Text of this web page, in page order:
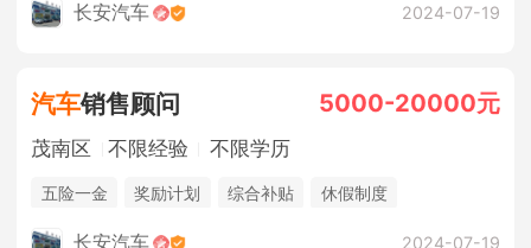
长安汽车 2024-07-19
汽车销售顾问 5000-20000元
茂南区 不限经验 不限学历
五险一金 奖励计划 综合补贴
休假制度
法定节假日
长安汽车 2024-07-19